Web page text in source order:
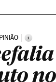
i